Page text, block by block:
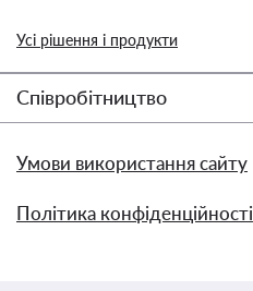
Усі рішення і продукти
Співробітництво
Умови використання сайту
Політика конфіденційності